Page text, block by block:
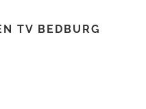
TV BEDBURG